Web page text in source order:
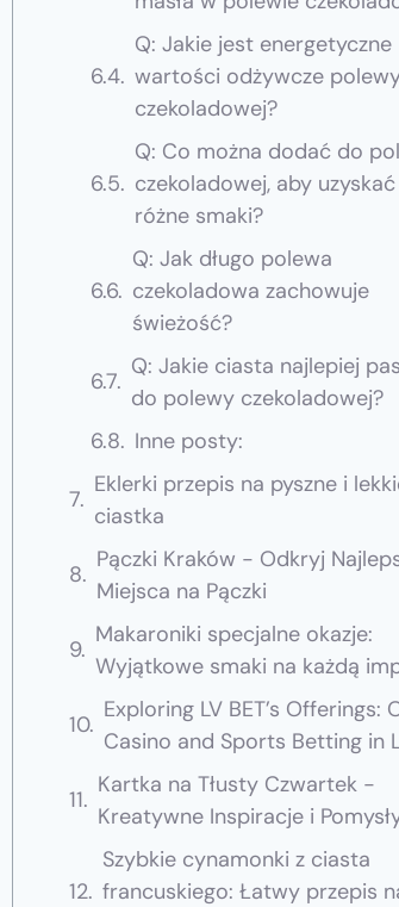
Q: Jakie jest energetyczne
wartości odżywcze
czekoladowej?
Q: Co można dodać do
czekoladowej, aby uzyskać
różne smaki?
Q: Jak długo polewa
czekoladowa zachowuje
świeżość?
Q: Jakie ciasta najlepiej
do polewy czekoladowej?
Inne posty:
Eklerki przepis na pyszne i
ciastka
Pączki Kraków - Odkryj
Miejsca na Pączki
Makaroniki specjalne okazje:
Wyjątkowe smaki na każdą
Exploring LV BET’s Offerings:
Casino and Sports Betting in
Kartka na Tłusty Czwartek -
Kreatywne Inspiracje i
Szybkie cynamonki z ciasta
francuskiego: Łatwy przepis